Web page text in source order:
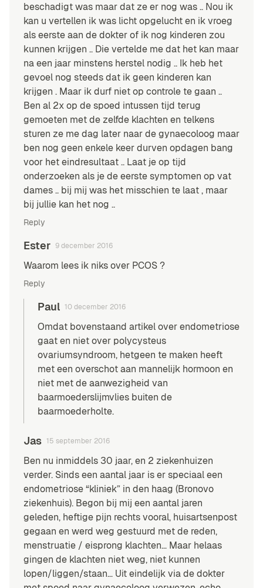
beschadigt was maar dat ze er nog was .. Nou ik
kan u vertellen ik was licht opgelucht en ik vroeg
als eerste aan de dokter of ik nog kinderen zou
kunnen krijgen .. Die vertelde me dat het kan maar
na een jaar minstens herstel nodig .. Ik heb het
gevoel nog steeds dat ik geen kinderen kan
krijgen . Maar ik durf niet op controle te gaan ..
Ben al 2x op de spoed intussen tijd terug
gemoeten met de zelfde klachten en telkens
sturen ze me dag later naar de gynaecoloog maar
ben nog geen enkele keer durven opdagen bang
voor het eindresultaat .. Laat je op tijd
onderzoeken als je de eerste symptomen op vat
dames .. bij mij was het misschien te laat , maar
bij jullie kan het nog ..
Reply
Ester 9 december 2016
Waarom lees ik niks over PCOS ?
Reply
Paul 10 december 2016
Omdat bovenstaand artikel over endometriose
gaat en niet over polycysteus
ovariumsyndroom, hetgeen te maken heeft
met een overschot aan mannelijk hormoon en
niet met de aanwezigheid van
baarmoederslijmvlies buiten de
baarmoederholte.
Jas 15 september 2016
Ben nu inmiddels 30 jaar, en 2 ziekenhuizen
verder. Sinds een aantal jaar is er speciaal een
endometriose “kliniek” in den haag (Bronovo
ziekenhuis). Begon bij mij een aantal jaren
geleden, heftige pijn rechts vooral, huisartsenpost
gegaan en werd weg gestuurd met de reden,
menstruatie / eisprong klachten… Maar helaas
gingen de klachten niet weg, niet kunnen
lopen/liggen/staan… Uit eindelijk via de dokter